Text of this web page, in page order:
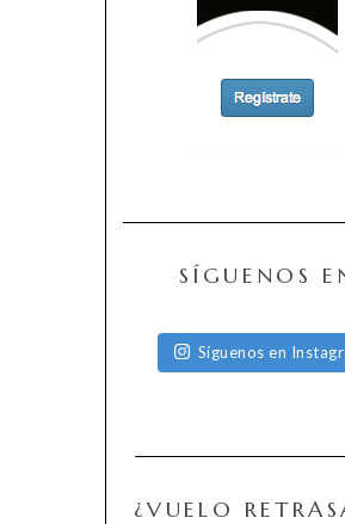
SÍGUENOS
Síguenos en
¿VUELO